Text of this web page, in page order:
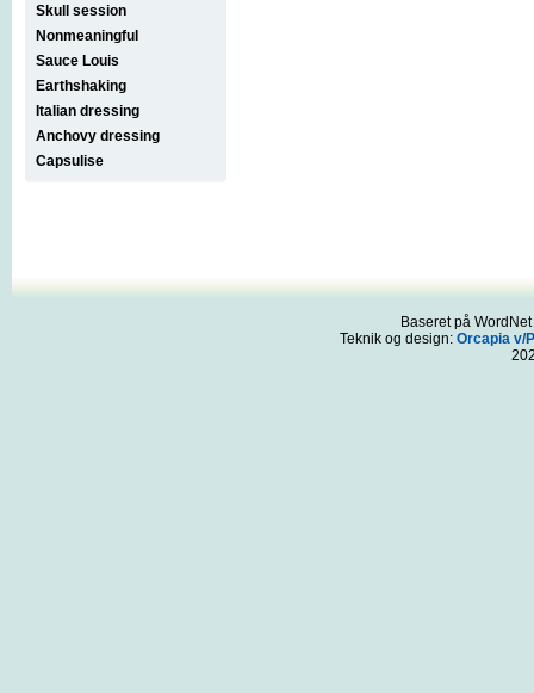
Skull session
Nonmeaningful
Sauce Louis
Earthshaking
Italian dressing
Anchovy dressing
Capsulise
Baseret på
Teknik og design: Orcapia v/